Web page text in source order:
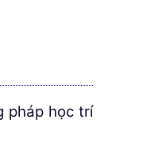
pháp học trí